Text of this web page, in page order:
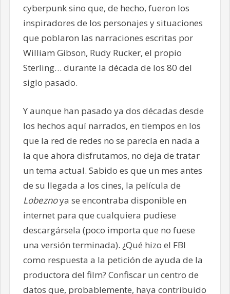
cyberpunk sino que, de hecho, fueron los
inspiradores de los personajes y situaciones
que poblaron las narraciones escritas por
William Gibson, Rudy Rucker, el propio
Sterling… durante la década de los 80 del
siglo pasado.
Y aunque han pasado ya dos décadas desde
los hechos aquí narrados, en tiempos en los
que la red de redes no se parecía en nada a
la que ahora disfrutamos, no deja de tratar
un tema actual. Sabido es que un mes antes
de su llegada a los cines, la película de
Lobeznoya se encontraba disponible en
internet para que cualquiera pudiese
descargársela (poco importa que no fuese
una versión terminada). ¿Qué hizo el FBI
como respuesta a la petición de ayuda de la
productora del film? Confiscar un centro de
datos que, probablemente, haya contribuido